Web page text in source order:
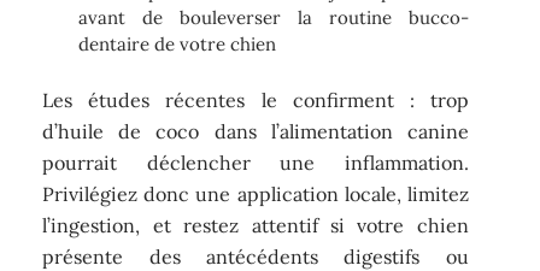
avant de bouleverser la routine bucco-
dentaire de votre chien
Les études récentes le confirment : trop
d’huile de coco dans l’alimentation canine
pourrait déclencher une inflammation.
Privilégiez donc une application locale, limitez
l’ingestion, et restez attentif si votre chien
présente des antécédents digestifs ou